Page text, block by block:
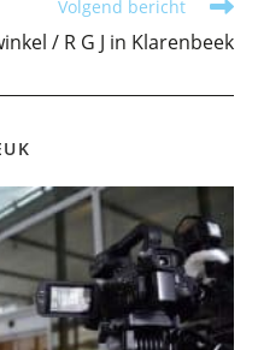
Volgend bericht
/ R G J in Klarenbeek